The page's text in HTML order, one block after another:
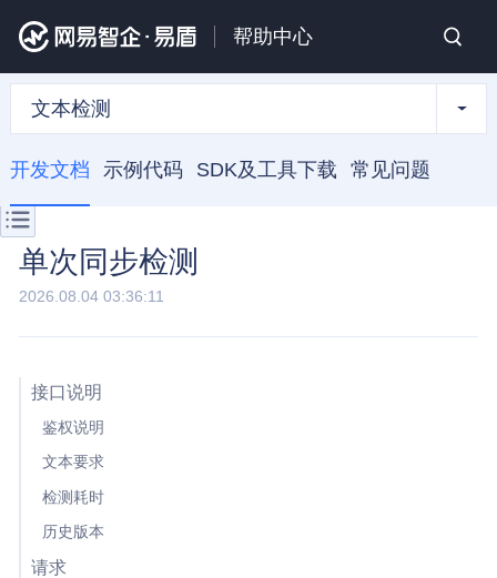
帮助中心
文本检测
开发文档 示例代码 SDK及工具下载 常见问题
单次同步检测
2026.08.04 03:36:11
接口说明
鉴权说明
文本要求
检测耗时
历史版本
请求